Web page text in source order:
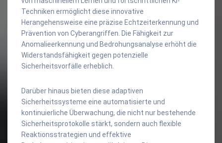
Techniken ermöglicht diese innovative
Herangehensweise eine präzise Echtzeiterkennung und
Prävention von Cyberangriffen. Die Fähigkeit zur
Anomalieerkennung und Bedrohungsanalyse erhöht die
Widerstandsfähigkeit gegen potenzielle
Sicherheitsvorfälle erheblich.
Darüber hinaus bieten diese adaptiven
Sicherheitssysteme eine automatisierte und
kontinuierliche Überwachung, die nicht nur bestehende
Sicherheitsprotokolle stärkt, sondern auch flexible
Reaktionsstrategien und effektive